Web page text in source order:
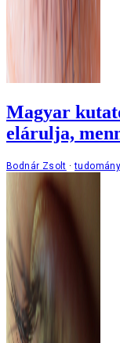
Magyar
elárulja,
Bodnár Zsolt tudomány